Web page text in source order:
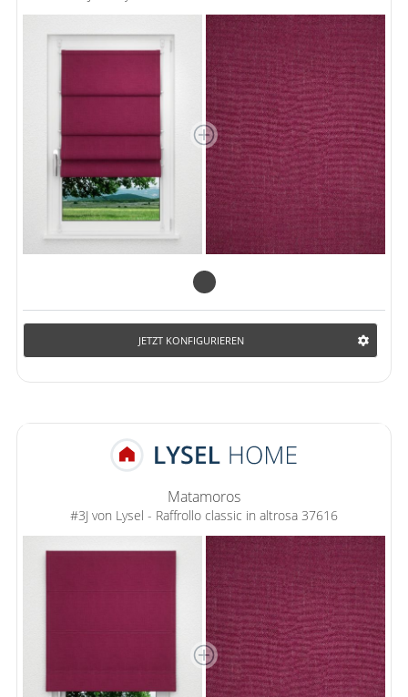
Gardinenstange
Stoffe
Panneaux
JETZT KONFIGURIEREN
Matamoros
#3J von Lysel - Raffrollo classic in altrosa 37616